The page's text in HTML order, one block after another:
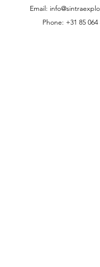
Email:
Phone: +31 85 064